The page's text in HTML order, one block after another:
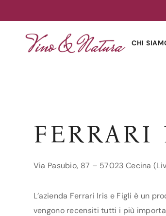
CHI
Via Pasubio, 87 – 57023 Cecina
L’azienda Ferrari Iris e Figli è un
vengono recensiti tutti i più